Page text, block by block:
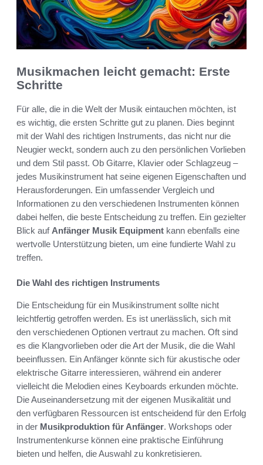
Musikmachen leicht gemacht: Erste
Schritte
Für alle, die in die Welt der Musik eintauchen möchten, ist
es wichtig, die ersten Schritte gut zu planen. Dies beginnt
mit der Wahl des richtigen Instruments, das nicht nur die
Neugier weckt, sondern auch zu den persönlichen Vorlieben
und dem Stil passt. Ob Gitarre, Klavier oder Schlagzeug –
jedes Musikinstrument hat seine eigenen Eigenschaften und
Herausforderungen. Ein umfassender Vergleich und
Informationen zu den verschiedenen Instrumenten können
dabei helfen, die beste Entscheidung zu treffen. Ein gezielter
Blick auf Anfänger Musik Equipment kann ebenfalls eine
wertvolle Unterstützung bieten, um eine fundierte Wahl zu
treffen.
Die Wahl des richtigen Instruments
Die Entscheidung für ein Musikinstrument sollte nicht
leichtfertig getroffen werden. Es ist unerlässlich, sich mit
den verschiedenen Optionen vertraut zu machen. Oft sind
es die Klangvorlieben oder die Art der Musik, die die Wahl
beeinflussen. Ein Anfänger könnte sich für akustische oder
elektrische Gitarre interessieren, während ein anderer
vielleicht die Melodien eines Keyboards erkunden möchte.
Die Auseinandersetzung mit der eigenen Musikalität und
den verfügbaren Ressourcen ist entscheidend für den Erfolg
in der Musikproduktion für Anfänger. Workshops oder
Instrumentenkurse können eine praktische Einführung
bieten und helfen, die Auswahl zu konkretisieren.